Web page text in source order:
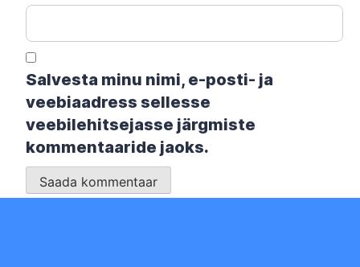
Salvesta minu nimi, e-posti- ja
veebiaadress sellesse
veebilehitsejasse järgmiste
kommentaaride jaoks.